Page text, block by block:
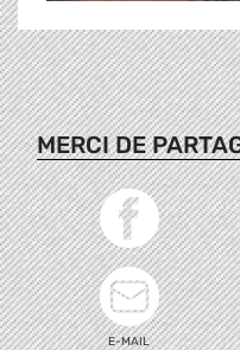
MERCI DE
E-MAIL